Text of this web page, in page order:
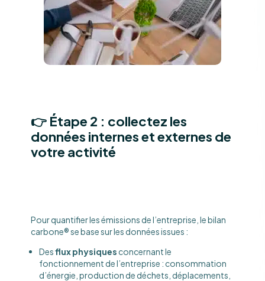
👉 Étape 2 : collectez les
données internes et externes de
votre activité
Pour quantifier les émissions de l’entreprise, le bilan
carbone® se base sur les données issues :
Desflux physiques concernant le
fonctionnement de l’entreprise : consommation
d’énergie, production de déchets, déplacements,